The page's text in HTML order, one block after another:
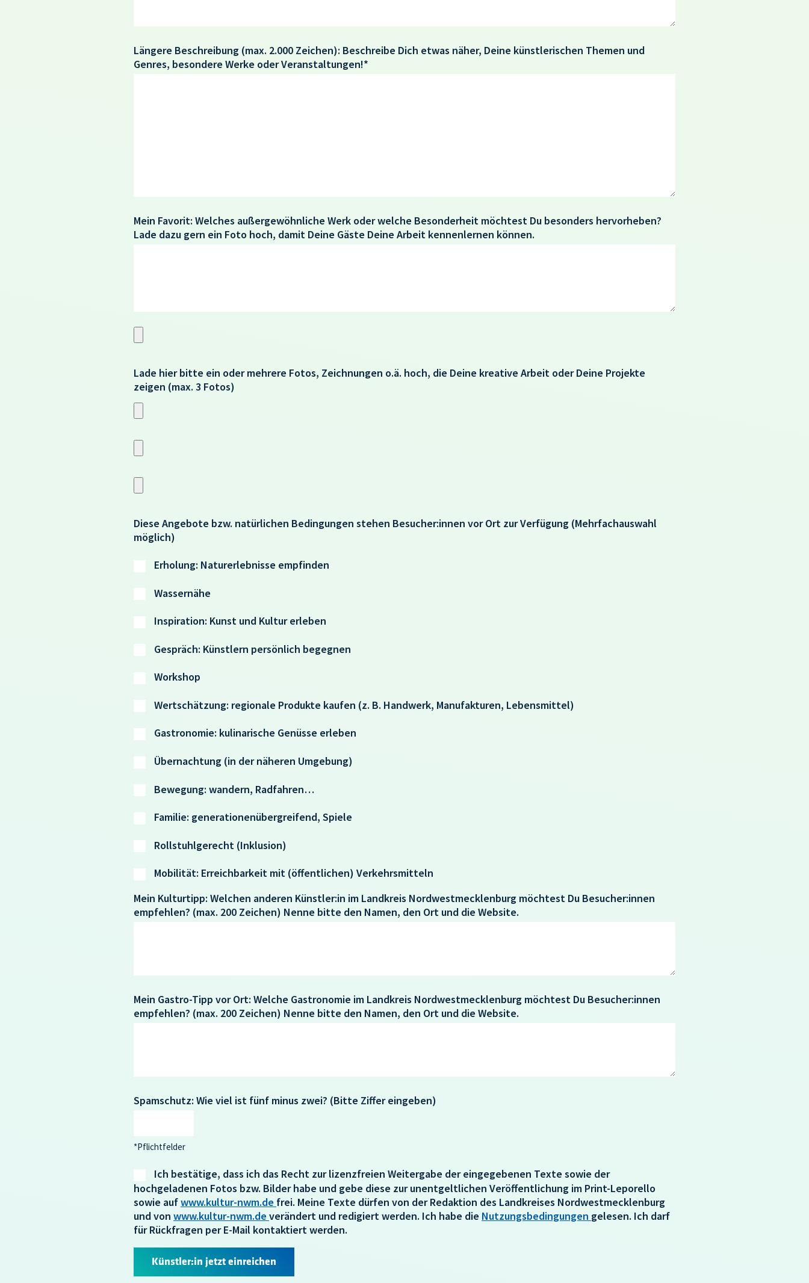
Längere Beschreibung (max. 2.000 Zeichen): Beschreibe Dich etwas näher, Deine künstlerischen Themen und
Genres, besondere Werke oder Veranstaltungen!*
Mein Favorit: Welches außergewöhnliche Werk oder welche Besonderheit möchtest Du besonders hervorheben?
Lade dazu gern ein Foto hoch, damit Deine Gäste Deine Arbeit kennenlernen können.
Lade hier bitte ein oder mehrere Fotos, Zeichnungen o.ä. hoch, die Deine kreative Arbeit oder Deine Projekte
zeigen (max. 3 Fotos)
Diese Angebote bzw. natürlichen Bedingungen stehen Besucher:innen vor Ort zur Verfügung (Mehrfachauswahl
möglich)
Erholung: Naturerlebnisse empfinden
Wassernähe
Inspiration: Kunst und Kultur erleben
Gespräch: Künstlern persönlich begegnen
Workshop
Wertschätzung: regionale Produkte kaufen (z. B. Handwerk, Manufakturen, Lebensmittel)
Gastronomie: kulinarische Genüsse erleben
Übernachtung (in der näheren Umgebung)
Bewegung: wandern, Radfahren…
Familie: generationenübergreifend, Spiele
Rollstuhlgerecht (Inklusion)
Mobilität: Erreichbarkeit mit (öffentlichen) Verkehrsmitteln
Mein Kulturtipp: Welchen anderen Künstler:in im Landkreis Nordwestmecklenburg möchtest Du Besucher:innen
empfehlen? (max. 200 Zeichen) Nenne bitte den Namen, den Ort und die Website.
Mein Gastro-Tipp vor Ort: Welche Gastronomie im Landkreis Nordwestmecklenburg möchtest Du Besucher:innen
empfehlen? (max. 200 Zeichen) Nenne bitte den Namen, den Ort und die Website.
Spamschutz: Wie viel ist fünf minus zwei? (Bitte Ziffer eingeben)
*Pflichtfelder
Ich bestätige, dass ich das Recht zur lizenzfreien Weitergabe der eingegebenen Texte sowie der
hochgeladenen Fotos bzw. Bilder habe und gebe diese zur unentgeltlichen Veröffentlichung im Print-Leporello
sowie aufwww.kultur-nwm.de frei. Meine Texte dürfen von der Redaktion des Landkreises Nordwestmecklenburg
und von www.kultur-nwm.de verändert und redigiert werden. Ich habe die Nutzungsbedingungen gelesen. Ich darf
für Rückfragen per E-Mail kontaktiert werden.